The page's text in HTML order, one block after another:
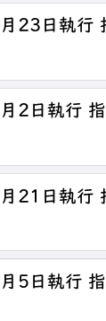
23日執行
2日執行
21日執行
5日執行